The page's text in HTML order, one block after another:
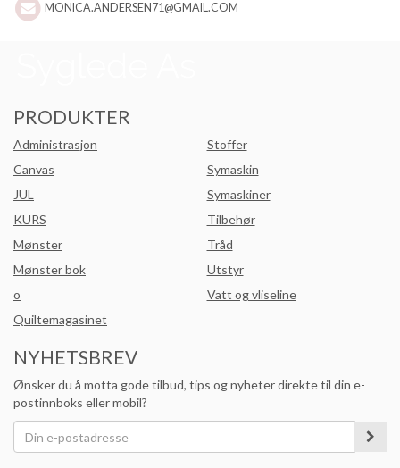
MONICA.ANDERSEN71@GMAIL.COM
PRODUKTER
Administrasjon
Canvas
JUL
KURS
Mønster
Mønster bok
o
Quiltemagasinet
Stoffer
Symaskin
Symaskiner
Tilbehør
Tråd
Utstyr
Vatt og vliseline
NYHETSBREV
Ønsker du å motta gode tilbud, tips og nyheter direkte til din e-
postinnboks eller mobil?